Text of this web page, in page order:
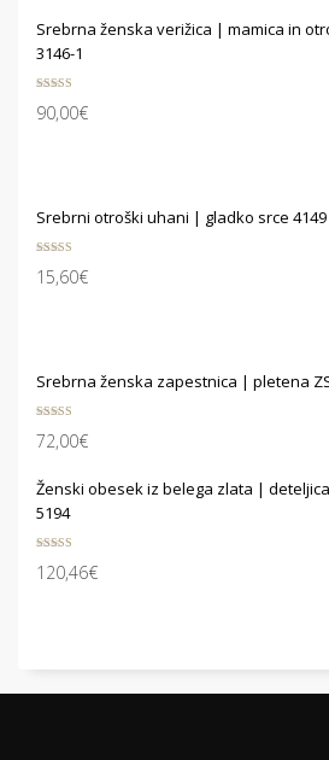
Srebrna ženska verižica | mamica in
3146-1
5.00 od 5
90,00€
Srebrni otroški uhani | gladko srce 4149
5.00 od 5
15,60€
Srebrna ženska zapestnica | pletena
5.00 od 5
72,00€
Ženski obesek iz belega zlata |
5194
5.00od 5
120,46€